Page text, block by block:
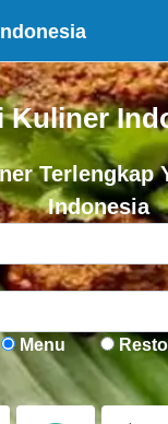
Kuliner
Terlengkap
Indonesia
Menu